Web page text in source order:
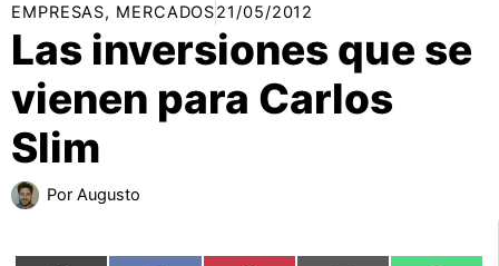
EMPRESAS, MERCADOS21/05/2012
Las inversiones que se
vienen para Carlos
Slim
Por Augusto